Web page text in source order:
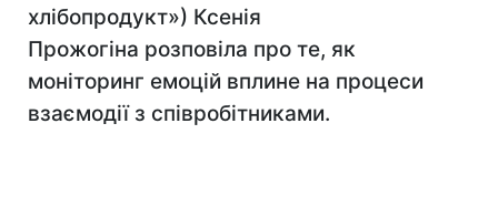
хлібопродукт») Ксенія
Прожогіна розповіла про те, як
моніторинг емоцій вплине на процеси
взаємодії з співробітниками.